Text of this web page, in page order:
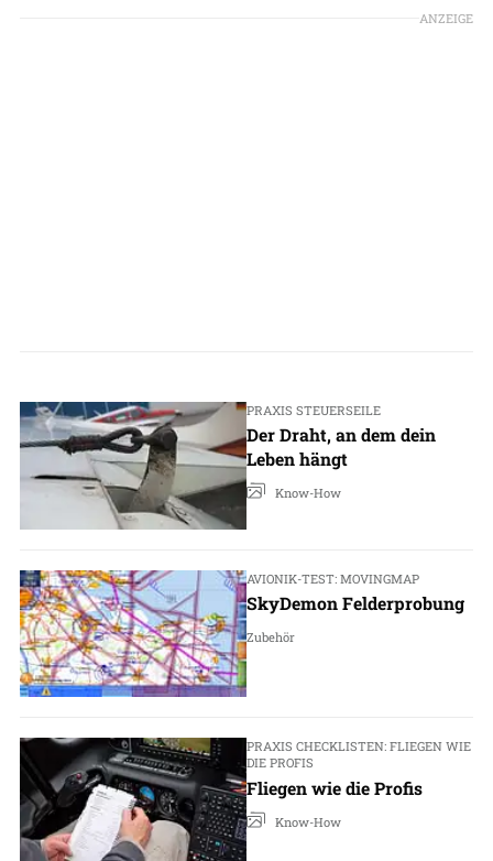
ANZEIGE
PRAXIS STEUERSEILE
Der Draht, an dem dein
Leben hängt
Know-How
AVIONIK-TEST: MOVINGMAP
SkyDemon Felderprobung
Zubehör
PRAXIS CHECKLISTEN: FLIEGEN WIE
DIE PROFIS
Fliegen wie die Profis
Know-How